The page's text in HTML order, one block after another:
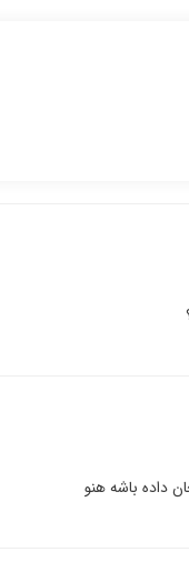
داده باشه هنو